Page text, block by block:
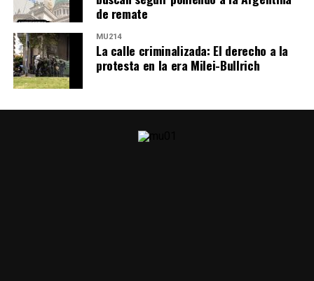
de remate
MU214
La calle criminalizada: El derecho a la
protesta en la era Milei-Bullrich